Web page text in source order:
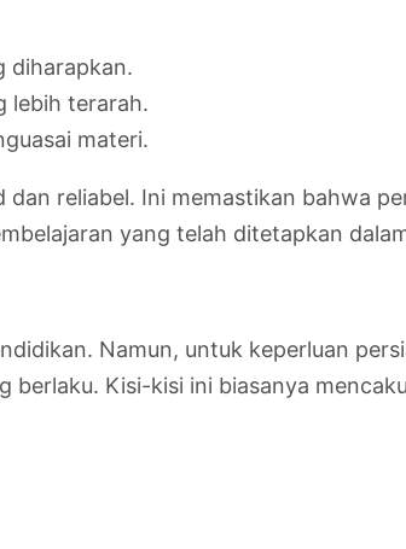
diharapkan.
lebih terarah.
materi.
reliabel. Ini memastikan bahwa
yang telah ditetapkan
Namun, untuk keperluan
Kisi-kisi ini biasanya